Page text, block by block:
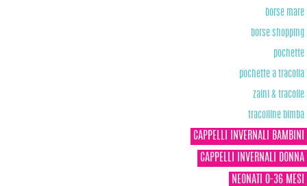
borse mare
borse shopping
pochette
pochette a tracolla
zaini & tracolle
tracolline bimba
CAPPELLI INVERNALI BAMBINI
CAPPELLI INVERNALI DONNA
NEONATI 0-36 MESI